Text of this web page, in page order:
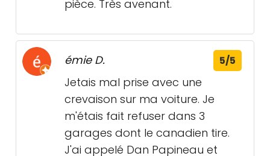
pièce. Très avenant.
émie D. 5/5
Jetais mal prise avec une
crevaison sur ma voiture. Je
m'étais fait refuser dans 3
garages dont le canadien tire.
J'ai appelé Dan Papineau et